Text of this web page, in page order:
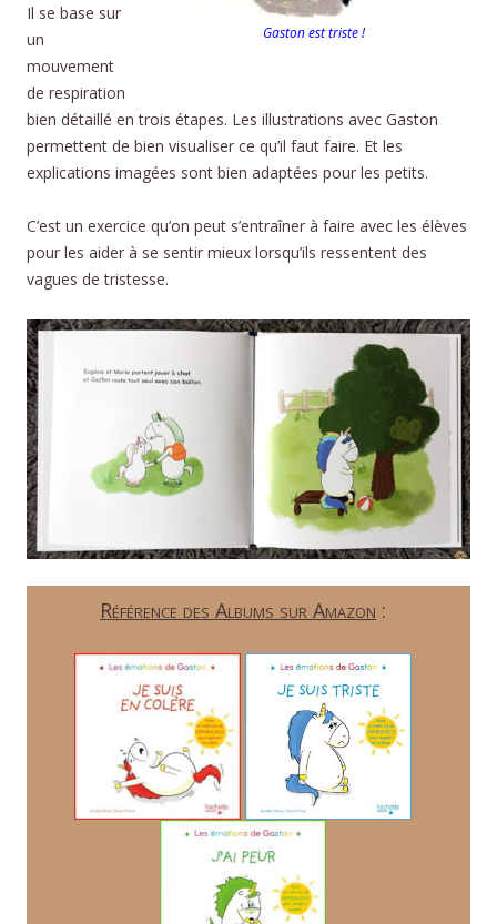
Gaston est triste !
Il se base sur
un
mouvement
de respiration
bien détaillé en trois étapes. Les illustrations avec Gaston
permettent de bien visualiser ce qu’il faut faire. Et les
explications imagées sont bien adaptées pour les petits.
C’est un exercice qu’on peut s’entraîner à faire avec les élèves
pour les aider à se sentir mieux lorsqu’ils ressentent des
vagues de tristesse.
Référence des Albums sur Amazon :